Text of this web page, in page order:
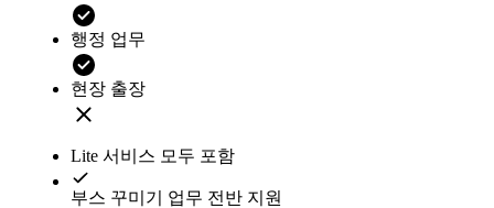
행정 업무
현장 출장
Lite 서비스 모두 포함
부스 꾸미기 업무 전반 지원